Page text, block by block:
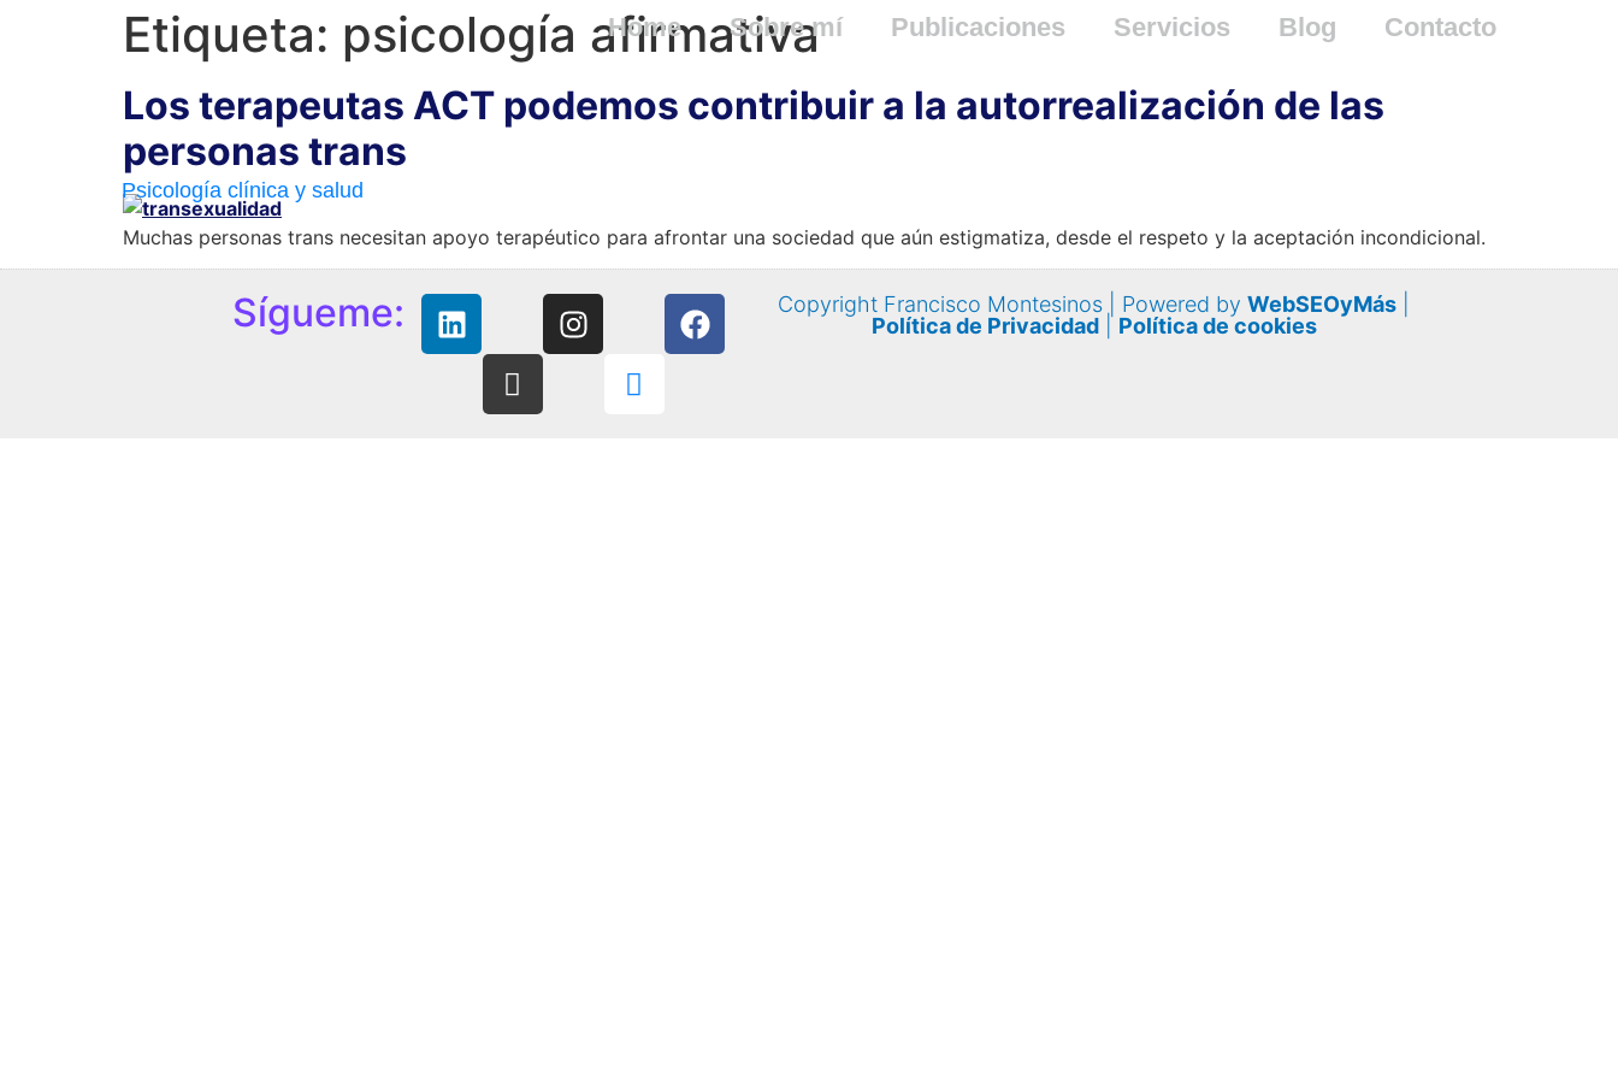
Psicología clínica y salud
Home Sobre mí Publicaciones Servicios Blog Contacto
Etiqueta: psicología afirmativa
Los terapeutas ACT podemos contribuir a la autorrealización de las
personas trans
Muchas personas trans necesitan apoyo terapéutico para afrontar una sociedad que aún estigmatiza, desde el respeto y la aceptación incondicional.
Sígueme: Copyright Francisco Montesinos | Powered byWebSEOyMás
Política de Privacidad| Política de cookies